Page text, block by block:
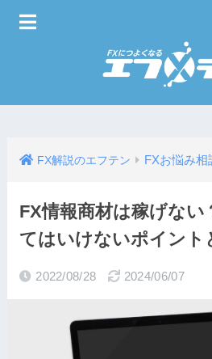
FX解説のエフテン FXお悩み相
FX情報商材は稼げない
てはいけないポイント
2022/08/28 2024/06/07